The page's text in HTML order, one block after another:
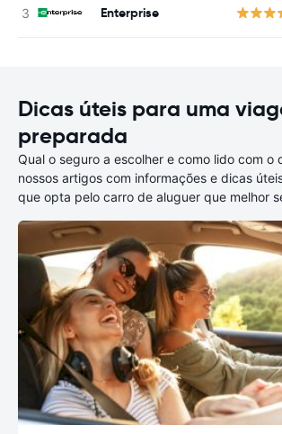
Enterprise
Dicas úteis para uma
preparada
Qual o seguro a escolher e como lido com o
nossos artigos com informações e dicas
que opta pelo carro de aluguer que melhor